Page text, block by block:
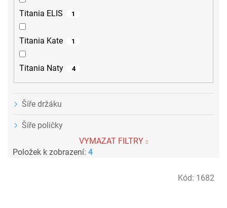
Titania ELIS 1
Titania Kate 1
Titania Naty 4
Šíře držáku
Šíře poličky
VYMAZAT FILTRY
Položek k zobrazení: 4
Kód: 1682